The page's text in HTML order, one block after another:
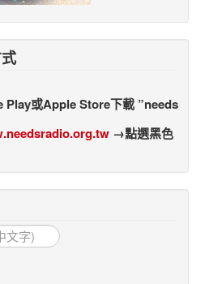
Play或Apple Store下載 ”needs
→點選黑色